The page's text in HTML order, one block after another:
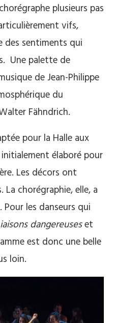
plusieurs pas
vifs,
des sentiments qui
Une palette de
de Jean-Philippe
du
Fähndrich.
pour la Halle aux
élaboré pour
Les décors ont
chorégraphie, elle, a
les danseurs qui
dangereuseset
est donc une belle
loin.